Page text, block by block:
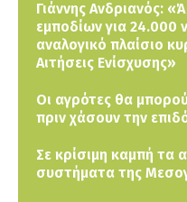
Γιάννης Ανδριανός:
εμποδίων για 24.000
αναλογικό πλαίσιο
Αιτήσεις Ενίσχυσης»
Οι αγρότες θα
πριν χάσουν την
Σε κρίσιμη καμπή τα
συστήματα της